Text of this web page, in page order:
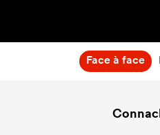
Face à face